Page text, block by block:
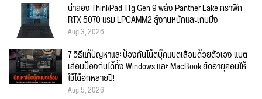
น่าลอง ThinkPad T1g Gen 9 พลัง Panther Lake กราฟิก
RTX 5070 แรม LPCAMM2 สู้งานหนักและเกมมิ่ง
Aug 3, 2026
7 วิธีแก้ปัญหาและป้องกันโน๊ตบุ๊คแบตเสื่อมด้วยตัวเอง แบต
เสื่อมป้องกันได้ทั้ง Windows และ MacBook ยืดอายุคอมให้
ใช้ได้อีกหลายปี!
Aug 5, 2026